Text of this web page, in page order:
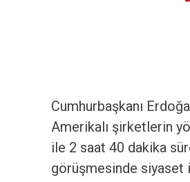
Cumhurbaşkanı
Amerikalı şirketlerin
ile 2 saat 40 dakika
görüşmesinde siyaset